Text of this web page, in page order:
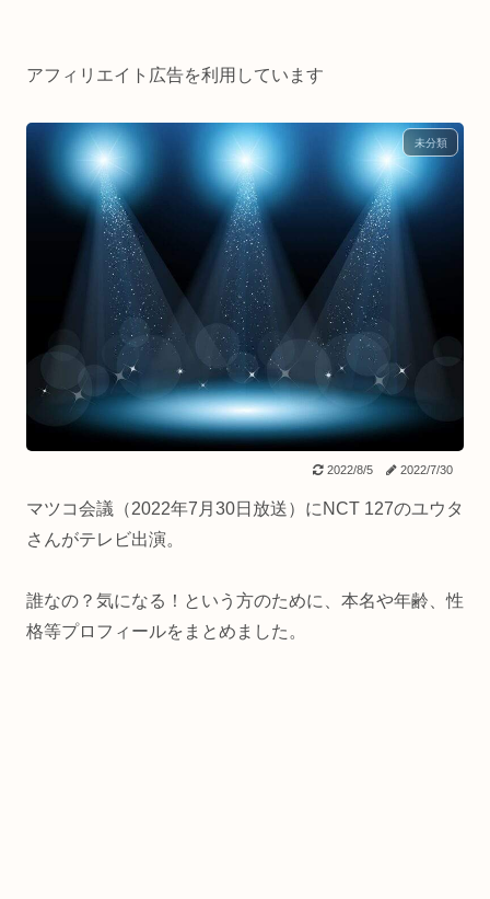
アフィリエイト広告を利用しています
未分類
2022/8/5 2022/7/30
マツコ会議（2022年7月30日放送）にNCT 127のユウタ
さんがテレビ出演。
誰なの？気になる！という方のために、本名や年齢、性
格等プロフィールをまとめました。